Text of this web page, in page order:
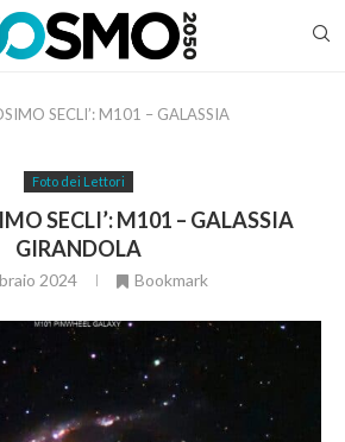
SECLI’: M101 – GALASSIA
Foto dei Lettori
SECLI’: M101 – GALASSIA
GIRANDOLA
2024 Bookmark